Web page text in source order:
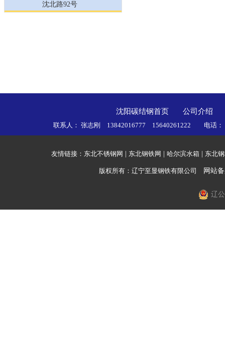
沈北路92号
沈阳碳结钢首页 公司介绍
联系人： 张志刚 13842016777 15640261222 电话
友情链接： 东北不锈钢网 东北钢铁网 哈尔滨水箱 东北
版权所有：辽宁至显钢铁有限公司 网站
辽